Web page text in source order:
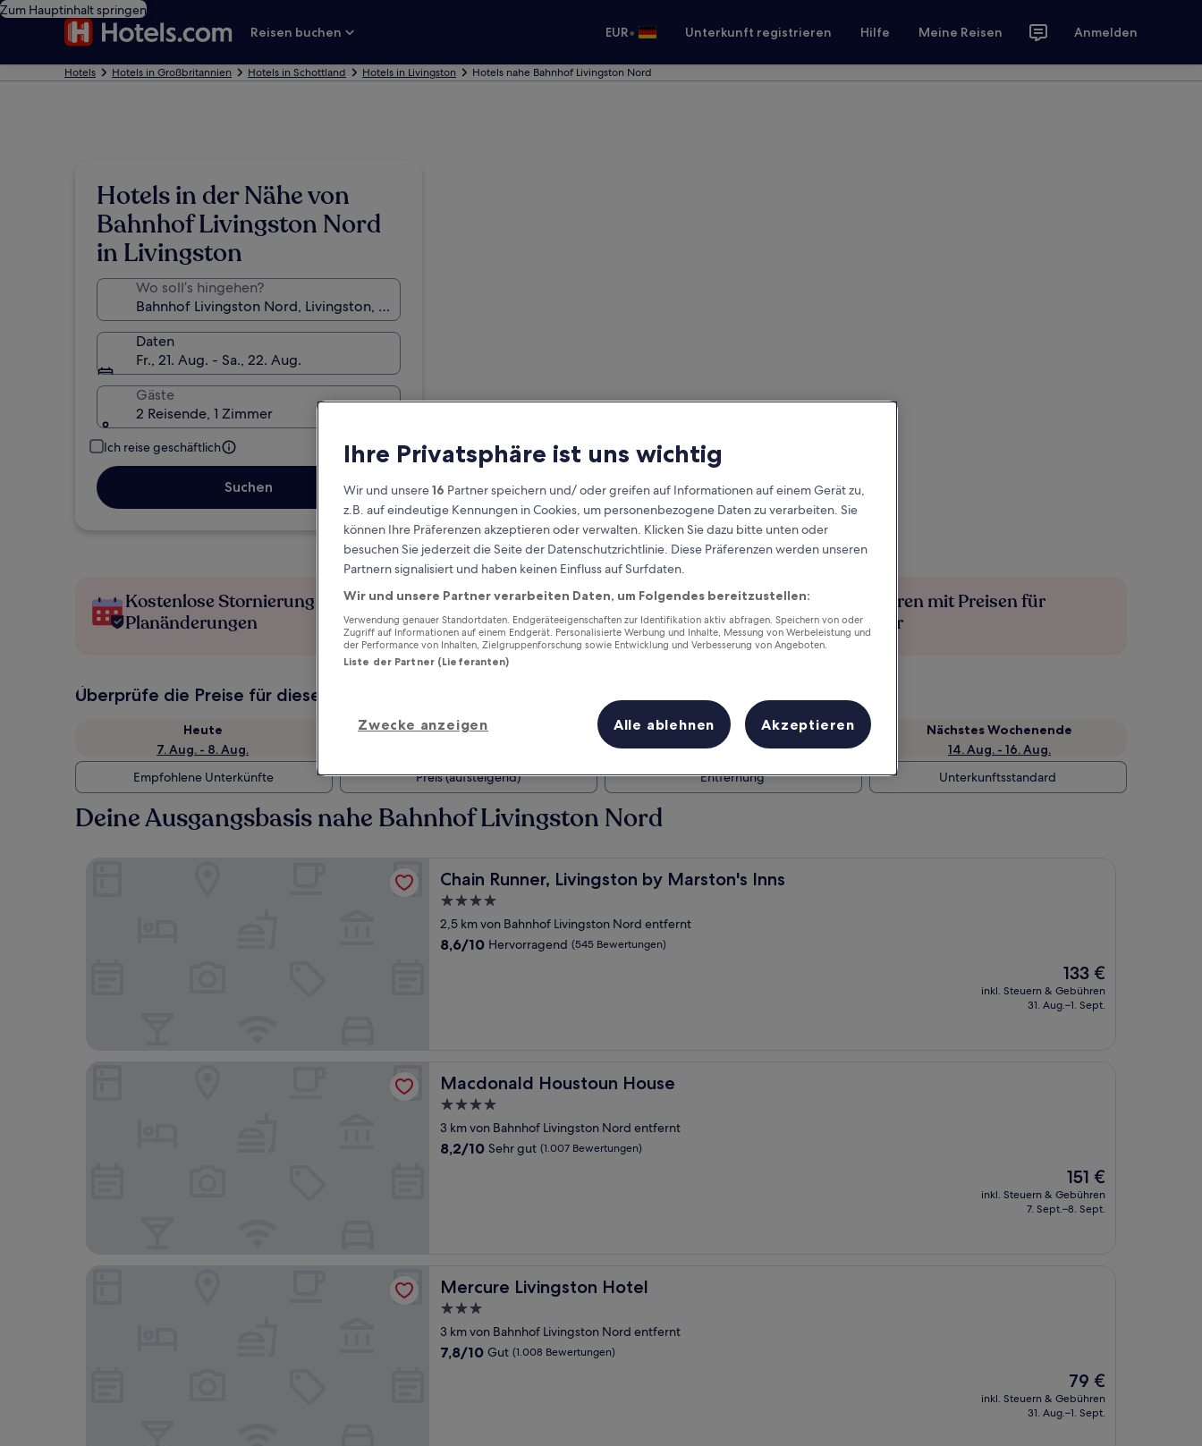
Zum Hauptinhalt springen
Reisen buchen
EUR• Unterkunft registrieren Hilfe Meine Reisen Anmelden
Hotels Hotels in Großbritannien Hotels in Schottland Hotels in Livingston Hotels nahe Bahnhof Livingston Nord
Hotels in der Nähe von
Bahnhof Livingston Nord
in Livingston
Wo soll’s hingehen?
Daten
Fr., 21. Aug. - Sa., 22. Aug.
Gäste
2 Reisende, 1 Zimmer
Ich reise geschäftlich
Suchen
Kostenlose Stornierung bei
Planänderungen
Verdiene Prämien für jede
wahrgenommene Übernachtung
Mehr sparen mit Preisen für
Mitglieder
Überprüfe die Preise für diese Daten
Heute
7. Aug. - 8. Aug.
Morgen
Dieses Wochenende
7. Aug. - 9. Aug.
Nächstes Wochenende
14. Aug. - 16. Aug.
Empfohlene Unterkünfte
Preis (aufsteigend) Entfernung Unterkunftsstandard
Deine Ausgangsbasis nahe Bahnhof Livingston Nord
Chain Runner, Livingston by Marston's Inns
Chain Runner, Livingston by Marston's Inns
4.0-
Sterne-
Unterkunft
2,5 km von Bahnhof Livingston Nord entfernt
8.6
8,6/10 Hervorragend (545 Bewertungen)
Der
Preis
beträgt
133 €
inkl. Steuern & Gebühren
31. Aug.–1. Sept.
Macdonald Houstoun House
Macdonald Houstoun House
4.0-
Sterne-
Unterkunft
3 km von Bahnhof Livingston Nord entfernt
8.2
8,2/10 Sehr gut (1.007 Bewertungen)
Der
Preis
beträgt
151 €
inkl. Steuern & Gebühren
7. Sept.–8. Sept.
Mercure Livingston Hotel
Mercure Livingston Hotel
3.0-
Sterne-
Unterkunft
3 km von Bahnhof Livingston Nord entfernt
7.8
7,8/10 Gut (1.008 Bewertungen)
Der
Preis
beträgt
79 €
inkl. Steuern & Gebühren
31. Aug.–1. Sept.
Ihre Privatsphäre ist uns wichtig
Wir und unsere16 Partner speichern und/ oder greifen auf Informationen auf einem Gerät zu,
z.B. auf eindeutige Kennungen in Cookies, um personenbezogene Daten zu verarbeiten. Sie
können Ihre Präferenzen akzeptieren oder verwalten. Klicken Sie dazu bitte unten oder
besuchen Sie jederzeit die Seite der Datenschutzrichtlinie. Diese Präferenzen werden unseren
Partnern signalisiert und haben keinen Einfluss auf Surfdaten.
Wir und unsere Partner verarbeiten Daten, um Folgendes bereitzustellen:
Verwendung genauer Standortdaten. Endgeräteeigenschaften zur Identifikation aktiv abfragen. Speichern von oder
Zugriff auf Informationen auf einem Endgerät. Personalisierte Werbung und Inhalte, Messung von Werbeleistung und
der Performance von Inhalten, Zielgruppenforschung sowie Entwicklung und Verbesserung von Angeboten.
Liste der Partner (Lieferanten)
Zwecke anzeigen Alle ablehnen Akzeptieren